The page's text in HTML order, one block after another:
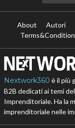
About Autori
Nextwork360 è il più
B2B dedicati ai temi
Imprenditoriale. Ha la
imprenditoriale nelle